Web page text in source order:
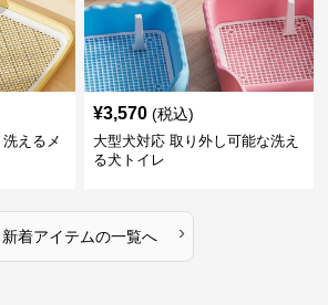
えるメ
¥3,570 (税込)
大型犬対応 取り外し可能な洗え
る犬トイレ
新着アイテムの一覧へ ›